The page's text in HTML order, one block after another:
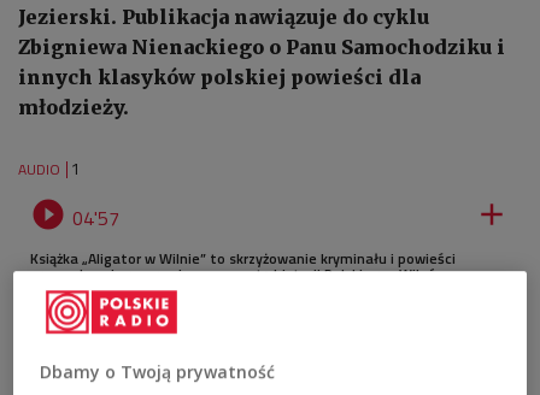
Jezierski. Publikacja nawiązuje do cyklu
Zbigniewa Nienackiego o Panu Samochodziku i
innych klasyków polskiej powieści dla
młodzieży.
AUDIO 1
 04'57 
Książka „Aligator w Wilnie” to skrzyżowanie kryminału i powieści
przygodowej przyprawione szczyptą historii Polski oraz Wileńszczyzny.
Z Piotrem Jezierskim, autorem książki, rozmawia Kamil Zalewski
[posłuchaj]
Dbamy o Twoją prywatność